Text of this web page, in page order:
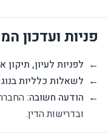
פניות ועדכון
← לפניות לעיון,
← לשאלות כלליות
← הודעה חשובה:
ובדרישות הדין.